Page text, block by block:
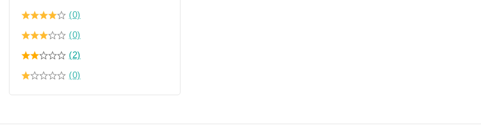
(0)
(0)
(2)
(0)